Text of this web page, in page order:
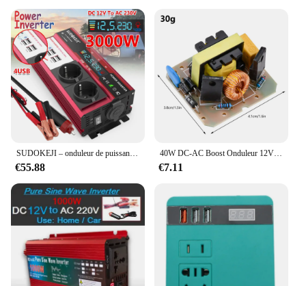
SUDOKEJI – onduleur de puissance 3000W 4000W (puissance maximale), pour voiture, bateau, camping-Car 500W 800W cc 12V 24V à 120V 220V, prise globale EU US UK
€55.88
40W DC-AC Boost Onduleur 12V à 220V Module D'alimentation Step-UP Convertisseur de Puissance de Propulseur de Régulateur
€7.11